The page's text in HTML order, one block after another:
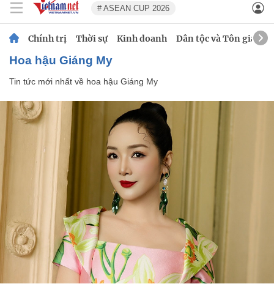
# ASEAN CUP 2026
Chính trị Thời sự Kinh doanh Dân tộc và Tôn giáo
hoa hậu Giáng My
Tin tức mới nhất về hoa hậu Giáng My